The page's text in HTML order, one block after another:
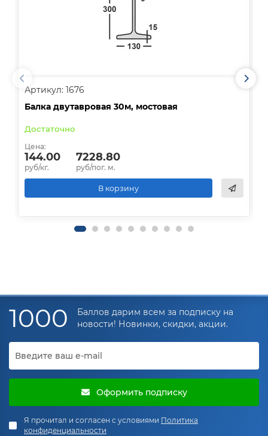
Артикул: 1676
Балка двутавровая 30м, мостовая
Достаточно
Цена:
144.00
руб/кг.
7228.80
руб/пог. м.
В корзину
1000
Баллов дарим всем за подписку на
новости! Новинки, скидки, акции.
Оформить подписку
Я прочитал и согласен с условиями Политика
конфиденциальности